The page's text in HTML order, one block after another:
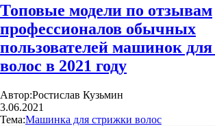
Топовые модели по отзывам
профессионалов обычных
пользователей машинок
волос в 2021 году
Автор:Ростислав Кузьмин
3.06.2021
Тема:Машинка для стрижки волос